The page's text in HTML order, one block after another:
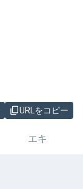
URLをコピー
エキ